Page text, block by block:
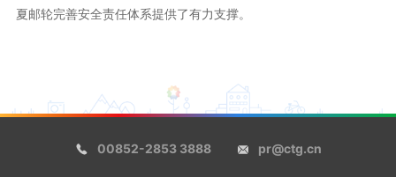
夏邮轮完善安全责任体系提供了有力支撑。
00852-2853 3888 pr@ctg.cn